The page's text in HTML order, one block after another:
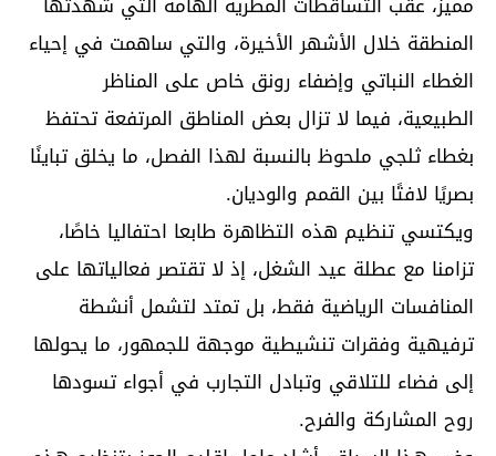
المنطقة خلال الأشهر الأخيرة، والتي ساهمت في إحياء
الغطاء النباتي وإضفاء رونق خاص على المناظر
الطبيعية، فيما لا تزال بعض المناطق المرتفعة تحتفظ
بغطاء ثلجي ملحوظ بالنسبة لهذا الفصل، ما يخلق تباينًا
بصريًا لافتًا بين القمم والوديان.
ويكتسي تنظيم هذه التظاهرة طابعا احتفاليا خاصًا،
تزامنا مع عطلة عيد الشغل، إذ لا تقتصر فعالياتها على
المنافسات الرياضية فقط، بل تمتد لتشمل أنشطة
ترفيهية وفقرات تنشيطية موجهة للجمهور، ما يحولها
إلى فضاء للتلاقي وتبادل التجارب في أجواء تسودها
روح المشاركة والفرح.